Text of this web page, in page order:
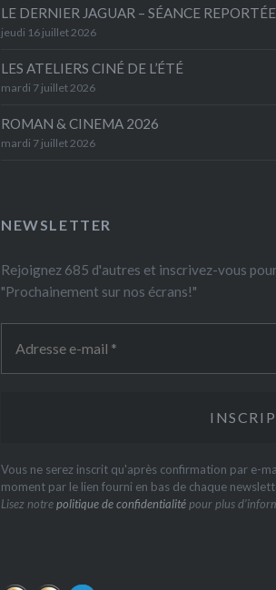
LE DERNIER JAGUAR – SÉANCE REPORTÉE
jeudi 16 juillet 2026
LES ATELIERS CINÉ DE L’ÉTÉ
mardi 7 juillet 2026
ROMAN & CINEMA 2026
mardi 7 juillet 2026
NEWSLETTER
Rejoignez 685 d'autres et inscrivez-vous
"Prochainement sur nos écrans!"
Vous ne serez inscrit qu'après confirmation par e-
moment par le lien fourni en bas de chaque
Lisez notrepolitique de confidentialitépour plus